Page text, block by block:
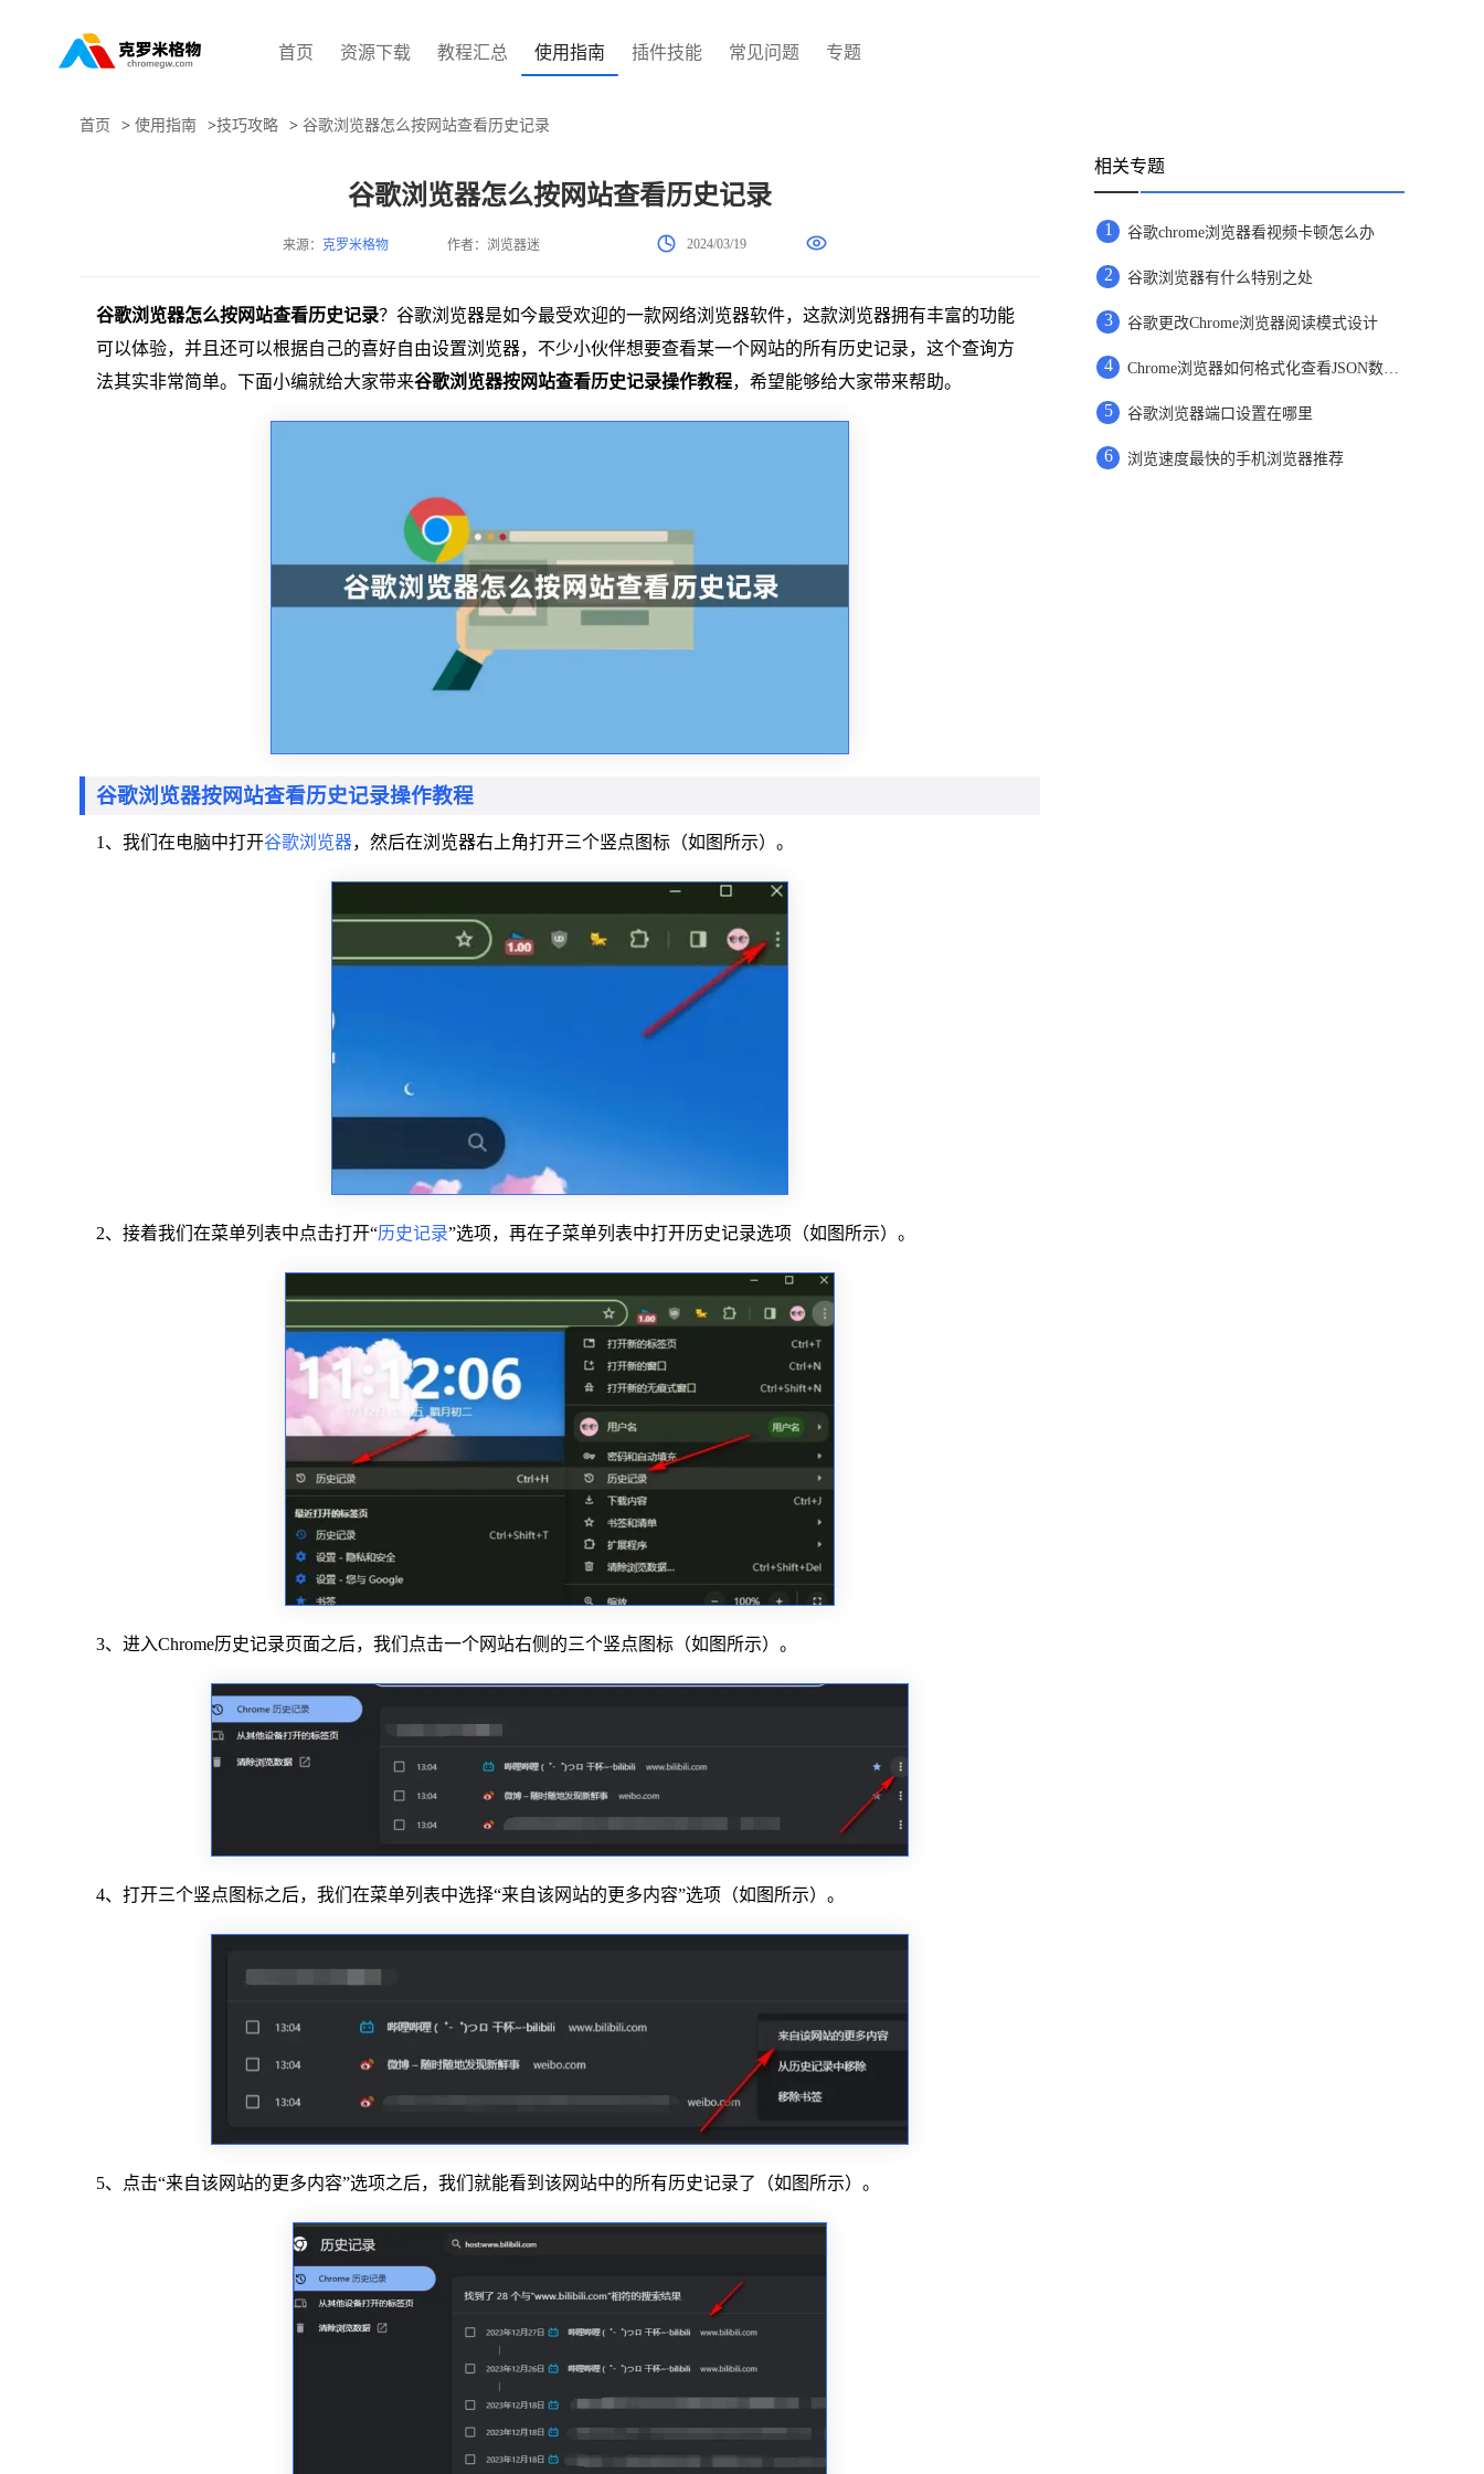
首页 资源下载 教程汇总 使用指南 插件技能 常见问题 专题
首页 > 使用指南 >技巧攻略 > 谷歌浏览器怎么按网站查看历史记录
谷歌浏览器怎么按网站查看历史记录
来源： 克罗米格物 作者：浏览器迷 2024/03/19
谷歌浏览器怎么按网站查看历史记录？谷歌浏览器是如今最受欢迎的一款网络浏览器软件，这款浏览器拥有丰富的功能
可以体验，并且还可以根据自己的喜好自由设置浏览器，不少小伙伴想要查看某一个网站的所有历史记录，这个查询方
法其实非常简单。下面小编就给大家带来谷歌浏览器按网站查看历史记录操作教程，希望能够给大家带来帮助。
谷歌浏览器按网站查看历史记录操作教程
1、我们在电脑中打开谷歌浏览器，然后在浏览器右上角打开三个竖点图标（如图所示）。
2、接着我们在菜单列表中点击打开“历史记录”选项，再在子菜单列表中打开历史记录选项（如图所示）。
3、进入Chrome历史记录页面之后，我们点击一个网站右侧的三个竖点图标（如图所示）。
4、打开三个竖点图标之后，我们在菜单列表中选择“来自该网站的更多内容”选项（如图所示）。
5、点击“来自该网站的更多内容”选项之后，我们就能看到该网站中的所有历史记录了（如图所示）。
相关专题
1 谷歌chrome浏览器看视频卡顿怎么办
2 谷歌浏览器有什么特别之处
3 谷歌更改Chrome浏览器阅读模式设计
4 Chrome浏览器如何格式化查看JSON数据？
5 谷歌浏览器端口设置在哪里
6 浏览速度最快的手机浏览器推荐